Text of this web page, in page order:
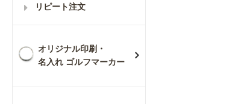
リピート注文
オリジナル印刷・
名入れ ゴルフマーカー